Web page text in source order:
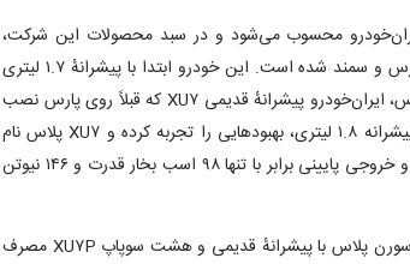
محسوب می‌شود و در سبد محصولات این شرکت،
جایگزین سه خودروی قدیمی پژو ۴۰۵، پژو پارس و سمند شده است. این خودرو ابتدا با پیشرانهٔ ۱.۷ لیتری
EF۷ راهی بازار شد، اما پس از خاتمهٔ پژو پارس، ایران‌خودرو پیشرانهٔ قدیمی XU۷ که قبلاً روی پارس نصب
می‌شد را در سینهٔ سورن قرار داد! البته این پیشرانه ۱.۸ لیتری، بهبود‌هایی را تجربه کرده و XU۷ پلاس نام
گرفته است، ولی همچنان هشت سوپاپ بوده و خروجی پایینی برابر با تنها ۹۸ اسب بخار قدرت و ۱۴۶ نیوتن
با این‌حال، عجیب اینکه به گفتهٔ ایران‌خودرو، سورن پلاس با پیشرانهٔ قدیمی و هشت سوپاپ XU۷P مصرف